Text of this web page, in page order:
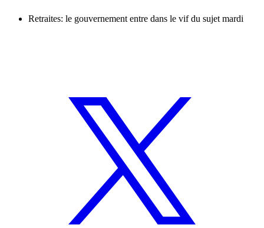
Retraites: le gouvernement entre dans le vif du sujet mardi